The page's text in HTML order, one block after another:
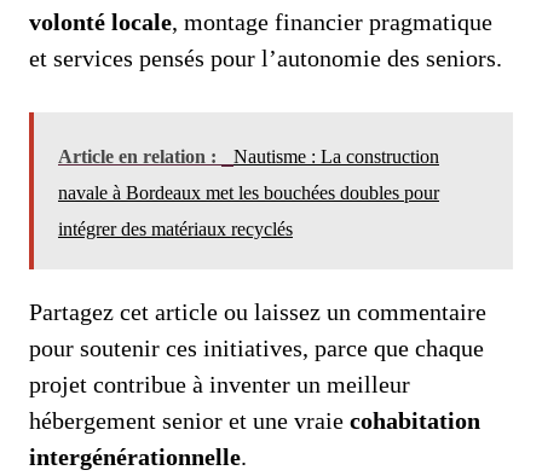
volonté locale, montage financier pragmatique
et services pensés pour l’autonomie des seniors.
Article en relation :
Nautisme : La construction
navale à Bordeaux met les bouchées doubles pour
intégrer des matériaux recyclés
Partagez cet article ou laissez un commentaire
pour soutenir ces initiatives, parce que chaque
projet contribue à inventer un meilleur
hébergement senior et une vraie cohabitation
intergénérationnelle.